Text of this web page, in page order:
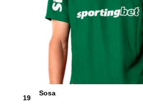
19
Sosa